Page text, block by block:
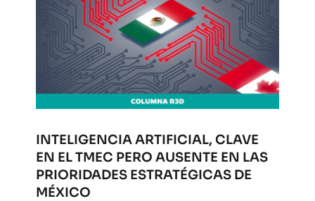
INTELIGENCIA ARTIFICIAL, CLAVE
EN EL TMEC PERO AUSENTE EN LAS
PRIORIDADES ESTRATÉGICAS DE
MÉXICO